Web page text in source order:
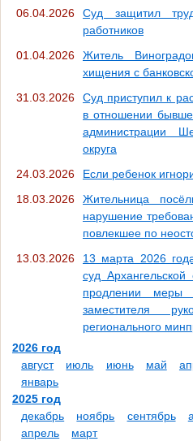
06.04.2026
Суд защитил
работников
01.04.2026
Житель
хищения с
31.03.2026
Суд приступил к
в отношении
администрации
округа
24.03.2026
Если ребенок
18.03.2026
Жительница
нарушение
повлекшее по
13.03.2026
13 марта 2026
суд
продлении меры
заместителя
регионального
2026 год
август
июль июнь май
январь
2025 год
декабрь
ноябрь сентябрь
апрель
март